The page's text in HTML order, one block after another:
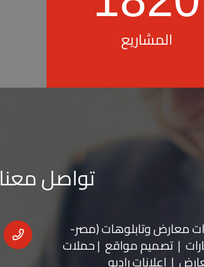
المشاريع
تواصل معنا
معارضوتابلوهات(مصر-
| تصميم مواقع | حملات
| اعلانات راديو